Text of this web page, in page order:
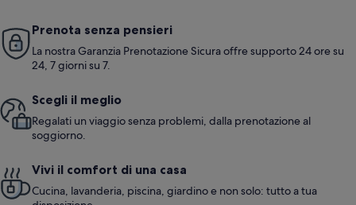
Prenota senza pensieri
La nostra Garanzia Prenotazione Sicura offre supporto 24 ore su
24, 7 giorni su 7.
Scegli il meglio
Regalati un viaggio senza problemi, dalla prenotazione al
soggiorno.
Vivi il comfort di una casa
Cucina, lavanderia, piscina, giardino e non solo: tutto a tua